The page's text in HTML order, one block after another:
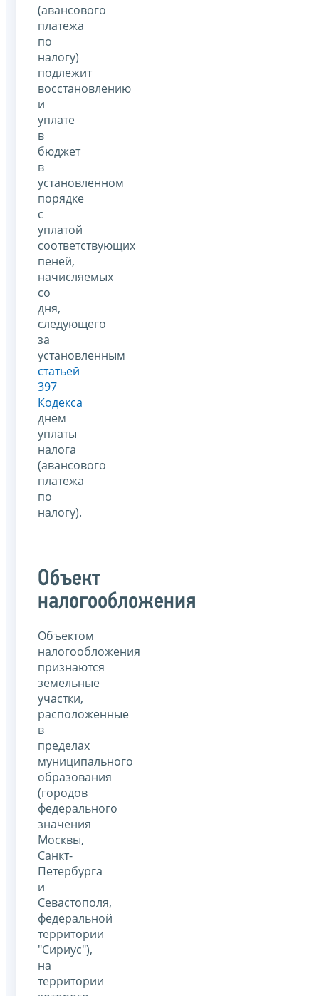
(авансового
платежа
по
налогу)
подлежит
восстановлению
и
уплате
в
бюджет
в
установленном
порядке
с
уплатой
соответствующих
пеней,
начисляемых
со
дня,
следующего
за
установленным
статьей
397
Кодекса
днем
уплаты
налога
(авансового
платежа
по
налогу).
Объект
налогообложения
Объектом
налогообложения
признаются
земельные
участки,
расположенные
в
пределах
муниципального
образования
(городов
федерального
значения
Москвы,
Санкт-
Петербурга
и
Севастополя,
федеральной
территории
"Сириус"),
на
территории